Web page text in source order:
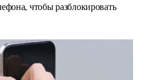
чтобы разблокировать